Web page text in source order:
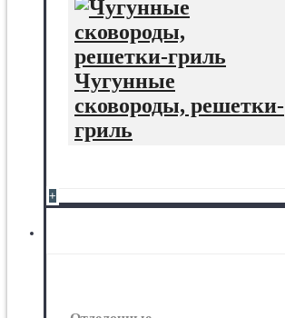
Чугунные
сковороды, решетки-
гриль
+